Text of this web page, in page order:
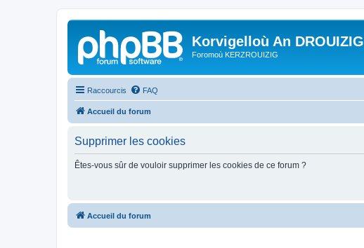
Korvigelloù An DROUIZIG
Foromoù KERZROUIZIG
Raccourcis FAQ
Accueil du forum
Supprimer les cookies
Êtes-vous sûr de vouloir supprimer les cookies de ce forum ?
Accueil du forum